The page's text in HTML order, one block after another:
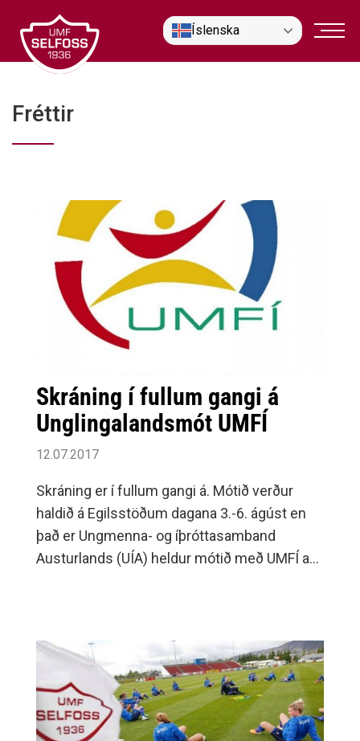
efni
Íslenska
Fréttir
Skráning í fullum gangi á
Unglingalandsmót UMFÍ
12.07.2017
Skráning er í fullum gangi á. Mótið verður
haldið á Egilsstöðum dagana 3.-6. ágúst en
það er Ungmenna- og íþróttasamband
Austurlands (UÍA) heldur mótið með UMFÍ að